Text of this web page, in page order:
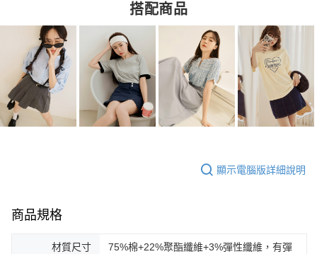
搭配商品
顯示電腦版詳細說明
商品規格
材質尺寸
75%棉+22%聚酯纖維+3%彈性纖維，有彈